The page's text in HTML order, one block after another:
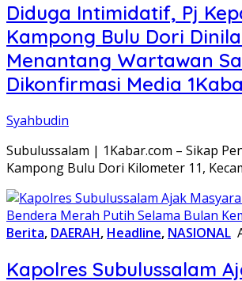
Diduga Intimidatif, Pj
Kampong Bulu Dori
Menantang Wartawan
Dikonfirmasi Media
Syahbudin
Subulussalam | 1Kabar.com – Sikap
Kampong Bulu Dori Kilometer 11,
Berita, DAERAH, Headline, NASIONAL
Kapolres Subulussalam